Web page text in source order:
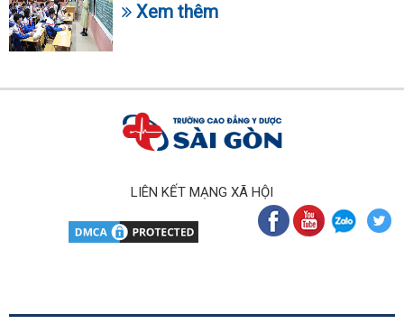
Xem thêm
LIÊN KẾT MẠNG XÃ HỘI